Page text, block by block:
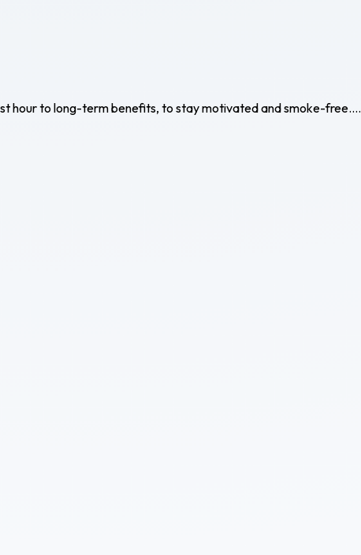
hour to long-term benefits, to stay motivated and smoke-free....